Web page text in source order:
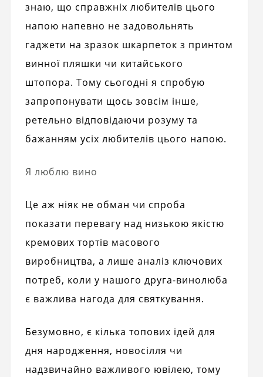
знаю, що справжніх любителів цього
напою напевно не задовольнять
гаджети на зразок шкарпеток з принтом
винної пляшки чи китайського
штопора. Тому сьогодні я спробую
запропонувати щось зовсім інше,
ретельно відповідаючи розуму та
бажанням усіх любителів цього напою.
Я люблю вино
Це аж ніяк не обман чи спроба
показати перевагу над низькою якістю
кремових тортів масового
виробництва, а лише аналіз ключових
потреб, коли у нашого друга-винолюба
є важлива нагода для святкування.
Безумовно, є кілька топових ідей для
дня народження, новосілля чи
надзвичайно важливого ювілею, тому